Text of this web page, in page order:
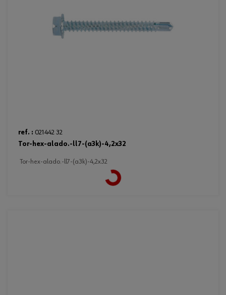
ref. : 021442 32
tor-hex-alado.-ll7-(a3k)-4,2x32
tor-hex-alado.-ll7-(a3k)-4,2x32 Loading...